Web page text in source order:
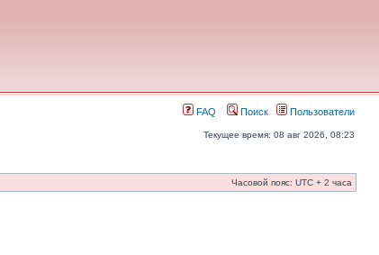
FAQ Поиск Пользователи
Текущее время: 08 авг 2026, 08:23
Часовой пояс: UTC + 2 часа